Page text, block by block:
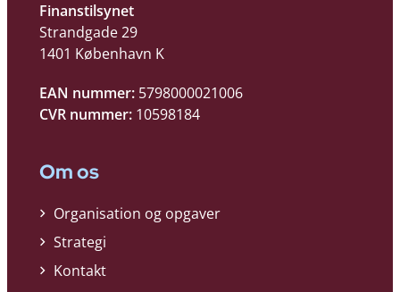
Finanstilsynet
Strandgade 29
1401 København K
EAN nummer: 5798000021006
CVR nummer: 10598184
Om os
Organisation og opgaver
Strategi
Kontakt